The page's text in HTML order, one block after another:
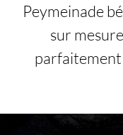
Peymeinade
sur